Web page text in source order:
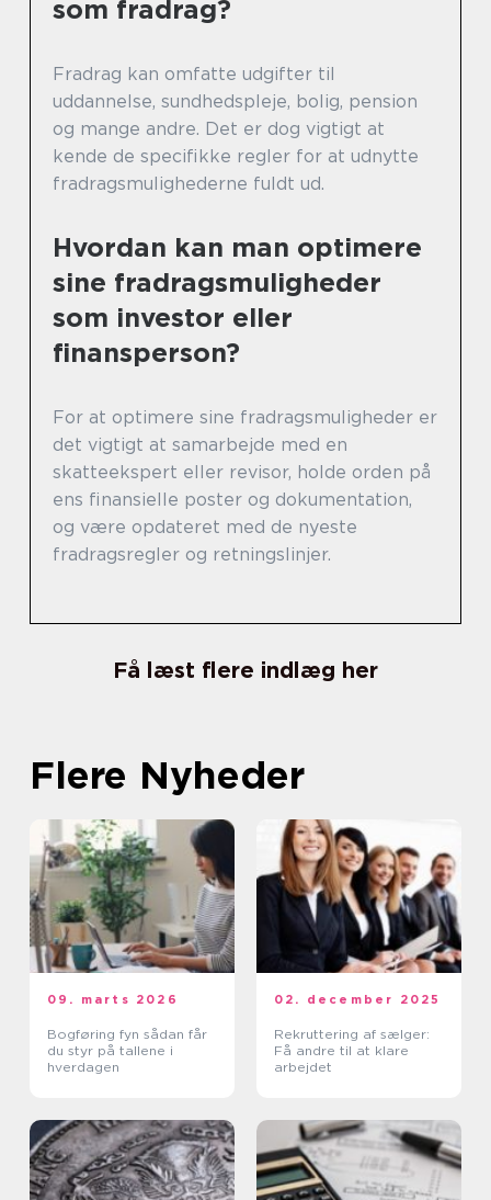
som fradrag?
Fradrag kan omfatte udgifter til
uddannelse, sundhedspleje, bolig, pension
og mange andre. Det er dog vigtigt at
kende de specifikke regler for at udnytte
fradragsmulighederne fuldt ud.
Hvordan kan man optimere
sine fradragsmuligheder
som investor eller
finansperson?
For at optimere sine fradragsmuligheder er
det vigtigt at samarbejde med en
skatteekspert eller revisor, holde orden på
ens finansielle poster og dokumentation,
og være opdateret med de nyeste
fradragsregler og retningslinjer.
Få læst flere indlæg her
Flere Nyheder
09. marts 2026
Bogføring fyn sådan får
du styr på tallene i
hverdagen
02. december 2025
Rekruttering af sælger:
Få andre til at klare
arbejdet